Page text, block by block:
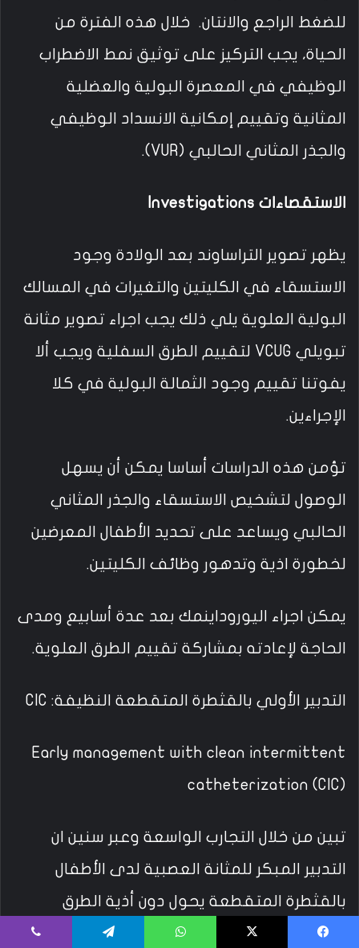
للضغط الراجع والانتان. خلال هذه الفترة من
الحياة، يجب التركيز على توثيق نمط الاضطراب
الوظيفي في المعصرة البولية والعضلية
المثانية وتقييم إمكانية الانسداد الوظيفي
والجذر المثاني الحالبي (VUR).
الاستقصاءات Investigations
يظهر تصوير التراساوند بعد الولادة وجود
الاستسقاء في الكليتين والتغيرات في المسالك
البولية العلوية يلي ذلك يجب اجراء تصوير مثانة
تبويلي VCUG لتقييم الطرق السفلية ويجب ألا
يفوتنا تقييم وجود الثمالة البولية في كلا
الإجراءين.
تؤمن هذه الدراسات أساسا يمكن أن يسهل
الوصول لتشخيص الاستسقاء والجذر المثاني
الحالبي ويساعد على تحديد الأطفال المعرضين
لخطورة اذية وتدهور وظائف الكليتين.
يمكن اجراء اليوروداينمك بعد عدة أسابيع ومدى
الحاجة لإعادته بمشاركة تقييم الطرق العلوية.
التدبير الأولي بالقثطرة المتقطعة النظيفة: CIC
Early management with clean intermittent
catheterization (CIC)
تبين من خلال التجارب الواسعة وعبر سنين ان
التدبير المبكر للمثانة العصبية لدى الأطفال
بالقثطرة المتقطعة يحول دون أذية الطرق
البولية العلوية ومضادات الكولين.